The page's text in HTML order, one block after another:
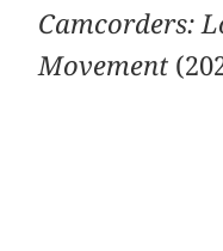
Camcorders:
Movement